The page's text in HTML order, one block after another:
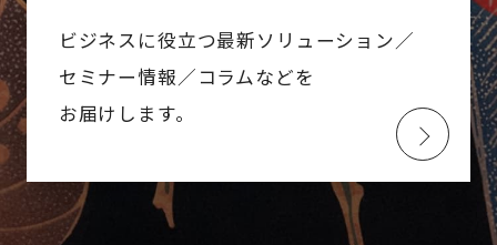
ビジネスに役立つ最新ソリューション／
セミナー情報／コラムなどを
お届けします。